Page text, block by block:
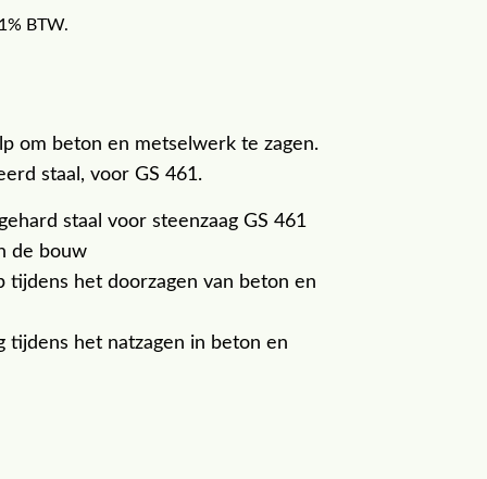
BTW.
om beton en metselwerk te zagen.
staal, voor GS 461.
staal voor steenzaag GS 461
de bouw
tijdens het doorzagen van beton en
tijdens het natzagen in beton en